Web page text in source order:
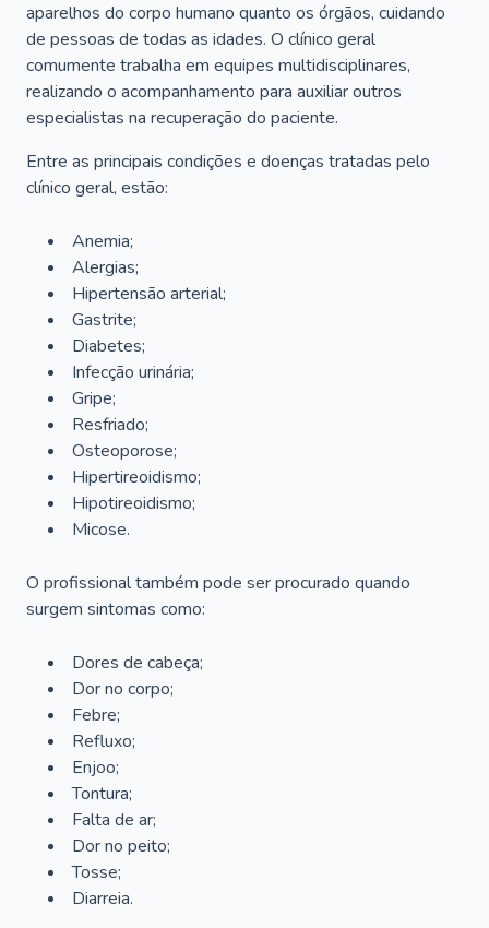
aparelhos do corpo humano quanto os órgãos, cuidando
de pessoas de todas as idades. O clínico geral
comumente trabalha em equipes multidisciplinares,
realizando o acompanhamento para auxiliar outros
especialistas na recuperação do paciente.
Entre as principais condições e doenças tratadas pelo
clínico geral, estão:
Anemia;
Alergias;
Hipertensão arterial;
Gastrite;
Diabetes;
Infecção urinária;
Gripe;
Resfriado;
Osteoporose;
Hipertireoidismo;
Hipotireoidismo;
Micose.
O profissional também pode ser procurado quando
surgem sintomas como:
Dores de cabeça;
Dor no corpo;
Febre;
Refluxo;
Enjoo;
Tontura;
Falta de ar;
Dor no peito;
Tosse;
Diarreia.